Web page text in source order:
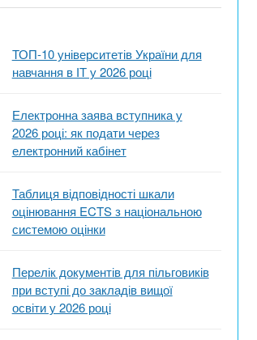
ТОП-10 університетів України для
навчання в ІТ у 2026 році
Електронна заява вступника у
2026 році: як подати через
електронний кабінет
Таблиця відповідності шкали
оцінювання ECTS з національною
системою оцінки
Перелік документів для пільговиків
при вступі до закладів вищої
освіти у 2026 році